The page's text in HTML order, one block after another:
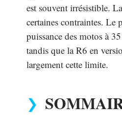
est souvent irrésistible.
certaines contraintes.
puissance des motos à
tandis que la R6 en
largement cette limite.